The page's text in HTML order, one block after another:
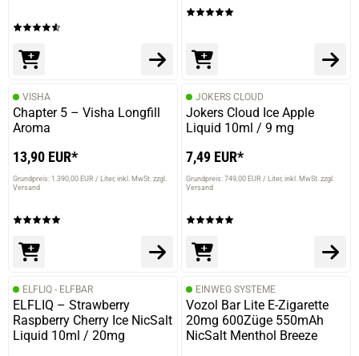
VISHA
Chapter 5 – Visha Longfill
Aroma
13,90 EUR*
Grundpreis: 1.390,00 EUR / Liter inkl. MwSt. zzgl.
Versand
JOKERS CLOUD
Jokers Cloud Ice Apple
Liquid 10ml / 9 mg
7,49 EUR*
Grundpreis: 749,00 EUR / Liter inkl. MwSt. zzgl.
Versand
ELFLIQ - ELFBAR
ELFLIQ – Strawberry
Raspberry Cherry Ice NicSalt
Liquid 10ml / 20mg
EINWEG SYSTEME
Vozol Bar Lite E-Zigarette
20mg 600Züge 550mAh
NicSalt Menthol Breeze